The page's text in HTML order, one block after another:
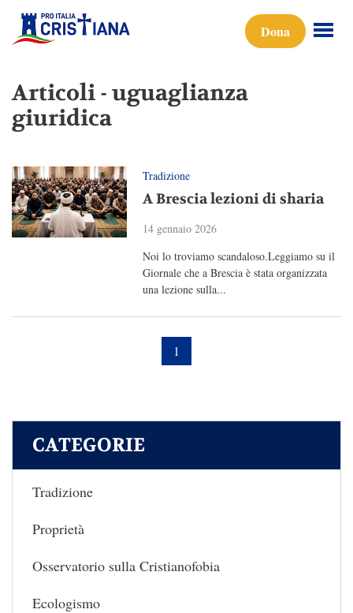
Dona
Articoli - uguaglianza
giuridica
Tradizione
A Brescia lezioni di sharia
14 gennaio 2026
Noi lo troviamo scandaloso.Leggiamo su il
Giornale che a Brescia è stata organizzata
una lezione sulla...
1
CATEGORIE
Tradizione
Proprietà
Osservatorio sulla Cristianofobia
Ecologismo